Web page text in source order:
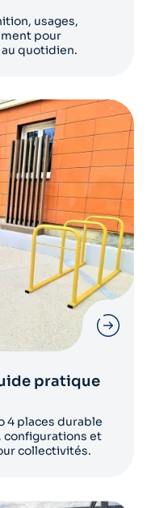
usages,
pour
quotidien.
pratique
4 places durable
configurations et
collectivités.